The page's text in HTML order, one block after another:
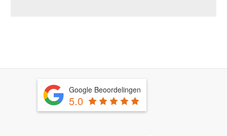
Google Beoordelingen
5.0